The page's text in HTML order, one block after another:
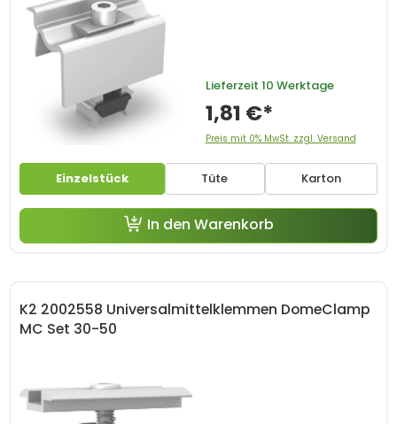
Einzelstück Tüte Karton
Lieferzeit 10 Werktage
1,81 €*
Preis mit 0% MwSt. zzgl. Versand
In den Warenkorb
K2 2002558 Universalmittelklemmen DomeClamp
MC Set 30-50